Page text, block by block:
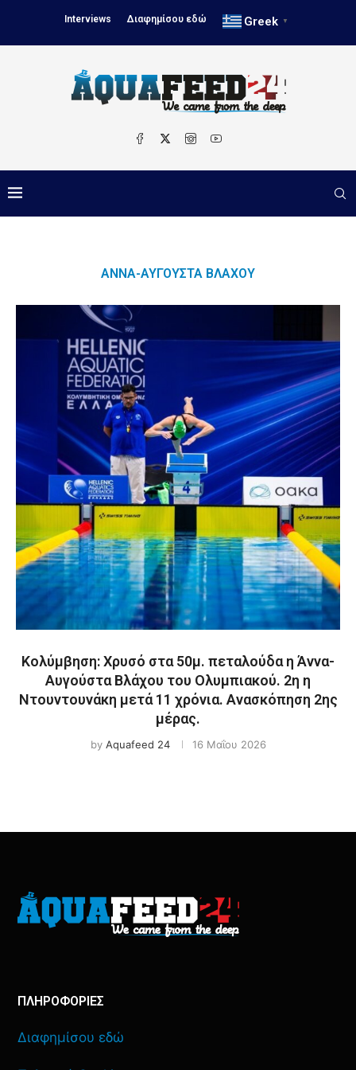
Interviews Διαφημίσου εδώ Greek ▼
ΆΝΝΑ-ΑΥΓΟΎΣΤΑ ΒΛΆΧΟΥ
Κολύμβηση: Χρυσό στα 50μ. πεταλούδα η Άννα-
Αυγούστα Βλάχου του Ολυμπιακού. 2η η
Ντουντουνάκη μετά 11 χρόνια. Ανασκόπηση 2ης
μέρας.
by Aquafeed 24 16 Μαΐου 2026
ΠΛΗΡΟΦΟΡΙΕΣ
Διαφημίσου εδώ